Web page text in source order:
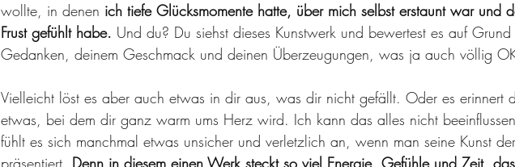
wollte, in denen ich tiefe Glücksmomente hatte, über mich selbst erstaunt war und
Frust gefühlt habe. Und du? Du siehst dieses Kunstwerk und bewertest es auf
Gedanken, deinem Geschmack und deinen Überzeugungen, was ja auch völlig
Vielleicht löst es aber auch etwas in dir aus, was dir nicht gefällt. Oder es erinnert
etwas, bei dem dir ganz warm ums Herz wird. Ich kann das alles nicht
fühlt es sich manchmal etwas unsicher und verletzlich an, wenn man seine Kunst
präsentiert. Denn in diesem einen Werk steckt so viel Energie, Gefühle und Zeit,